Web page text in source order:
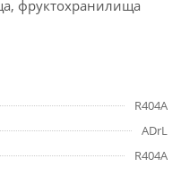
фруктохранилища
R404A
ADrL
R404A